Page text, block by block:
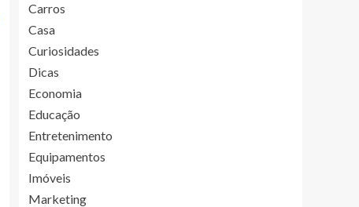
Carros
Casa
Curiosidades
Dicas
Economia
Educação
Entretenimento
Equipamentos
Imóveis
Marketing